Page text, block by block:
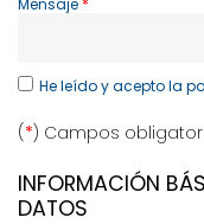
He leído y aceptola
(*) Campos
INFORMACIÓN
DATOS